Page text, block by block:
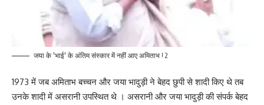
जया के 'भाई' के अंतिम संस्कार में नहीं आए अमिताभ ! 2
1973 में जब अमिताभ बच्चन और जया भादुड़ी ने बेहद छुपी से शादी किए थे तब
उनके शादी में असरानी उपस्थित थे । असरानी और जया भादुड़ी की संपर्क बेहद